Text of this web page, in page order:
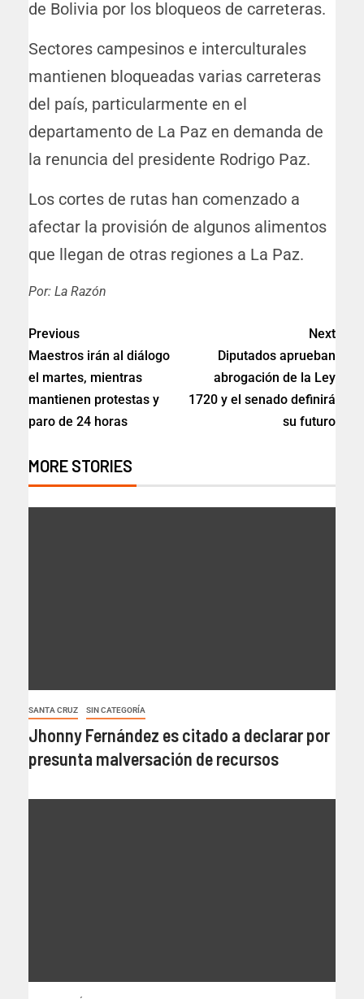
de Bolivia por los bloqueos de carreteras.
Sectores campesinos e interculturales
mantienen bloqueadas varias carreteras
del país, particularmente en el
departamento de La Paz en demanda de
la renuncia del presidente Rodrigo Paz.
Los cortes de rutas han comenzado a
afectar la provisión de algunos alimentos
que llegan de otras regiones a La Paz.
Por: La Razón
Previous
Maestros irán al diálogo
el martes, mientras
mantienen protestas y
paro de 24 horas
Next
Diputados aprueban
abrogación de la Ley
1720 y el senado definirá
su futuro
MORE STORIES
SANTA CRUZ SIN CATEGORÍA
Jhonny Fernández es citado a declarar por
presunta malversación de recursos